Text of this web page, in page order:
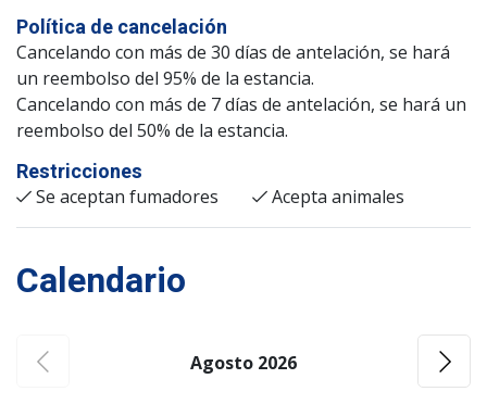
Política de cancelación
Cancelando con más de 30 días de antelación, se hará
un reembolso del 95% de la estancia.
Cancelando con más de 7 días de antelación, se hará un
reembolso del 50% de la estancia.
Restricciones
Se aceptan fumadores Acepta animales
Calendario
Agosto 2026